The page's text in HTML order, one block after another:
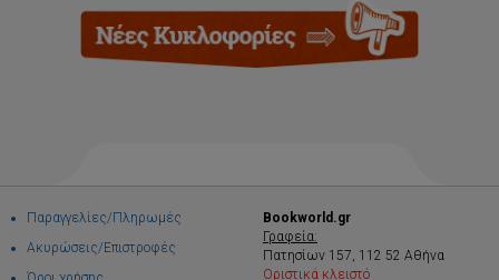
Παραγγελίες/Πληρωμές
Ακυρώσεις/Επιστροφές
Bookworld.gr
Γραφεία:
Πατησίων 157, 112 52 Αθήνα
Οριστικά κλειστό